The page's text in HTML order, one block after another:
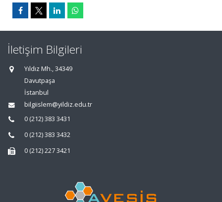
İletişim Bilgileri
Yıldız Mh., 34349
Davutpaşa
İstanbul
bilgiislem@yildiz.edu.tr
0 (212) 383 3431
0 (212) 383 3432
0 (212) 227 3421